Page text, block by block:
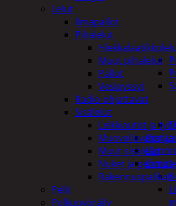
Lelut
Ilmapallot
Pihalelut
Muut pihalelut
Pallot
Vesipyssyt
Radio-ohjattavat
Sisälelut
Leikkiautot ja
Muovailuvahat
Muut sisälelut
Nuket ja
Rakennuspalikat
Pelit
Polkupyöräily